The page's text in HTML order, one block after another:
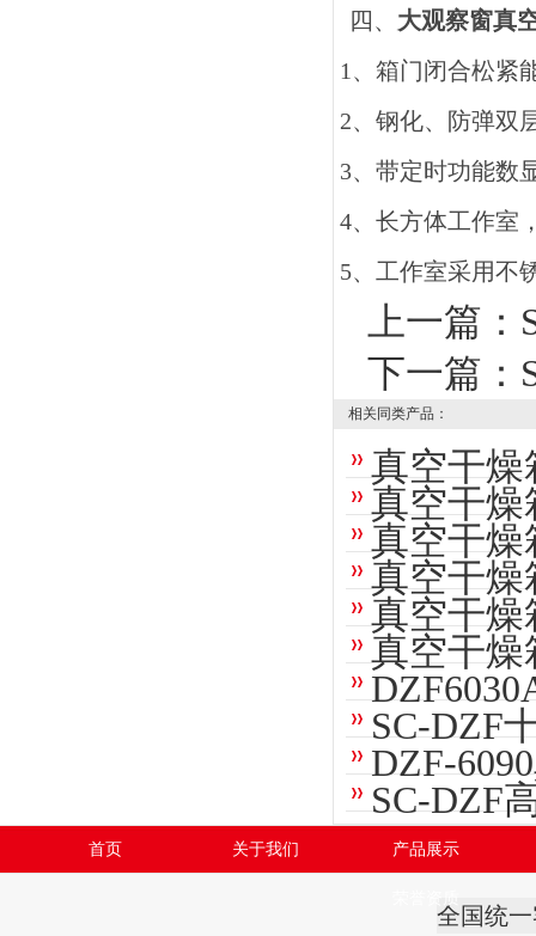
四、 大观察窗真
1 、箱门闭合松紧
2、钢化、防弹双
3、带定时功能数
4、长方体工作室
5、工作室采用不
上一篇：
下一篇：
相关同类产品：
真空干燥
真空干燥
真空干燥
真空干燥
真空干燥
真空干燥
SC-DZF
DZF-
SC-DZF
首页 关于我们 产品展示
全国统